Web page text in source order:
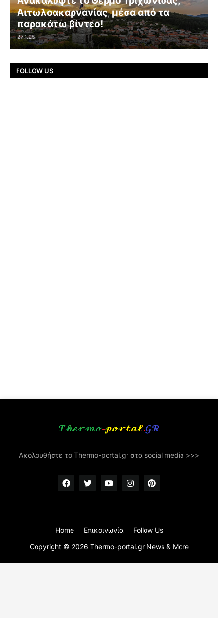
Αιτωλοακαρνανίας, μέσα από τα
παρακάτω βίντεο!
27.1.25
FOLLOW US
Ακολουθήστε το Thermo-portal.gr στα social media >>>
Copyright © 2026 Thermo-portal.gr News & More
Home Επικοινωνία Follow Us